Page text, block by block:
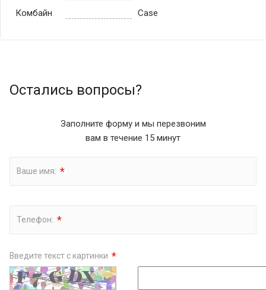
Комбайн
Case
Остались вопросы?
Заполните форму и мы перезвоним
вам в течение 15 минут
Ваше имя: *
Телефон: *
Введите текст с картинки *